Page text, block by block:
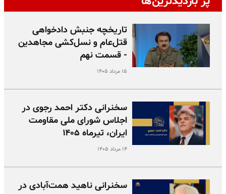
تاریخچه جنبش دادخواهی
قتل‌عام و نسل‌کشی مجاهدین
- قسمت نهم
۱۵ مرداد ۱۴۰۵
سخنرانی دکتر احمد رجوی در
اجلاس شورای ملی مقاومت
ایران، تیرماه ۱۴۰۵
۱۴ مرداد ۱۴۰۵
سخنرانی ناهید همت‌آبادی در